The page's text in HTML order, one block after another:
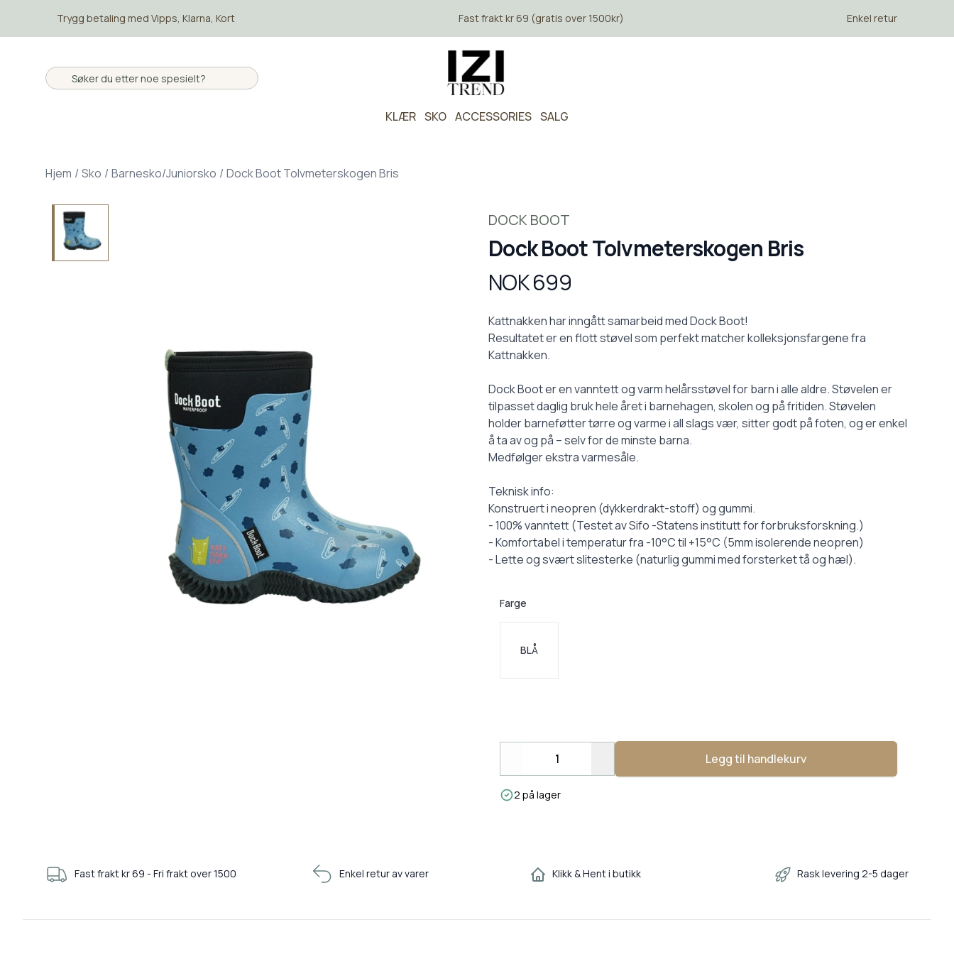
Trygg betaling med Vipps, Klarna, Kort Fast frakt kr 69 (gratis over 1500kr) Enkel retur
KLÆR SKO ACCESSORIES SALG
Hjem / Sko / Barnesko/Juniorsko / Dock Boot Tolvmeterskogen Bris
DOCK BOOT
Dock Boot Tolvmeterskogen Bris
Produktdetaljer
NOK 699
Description
Kattnakken har inngått samarbeid med Dock Boot!
Resultatet er en flott støvel som perfekt matcher kolleksjonsfargene fra
Kattnakken.
Dock Boot er en vanntett og varm helårsstøvel for barn i alle aldre. Støvelen er
tilpasset daglig bruk hele året i barnehagen, skolen og på fritiden. Støvelen
holder barneføtter tørre og varme i all slags vær, sitter godt på foten, og er enkel
å ta av og på – selv for de minste barna.
Medfølger ekstra varmesåle.
Teknisk info:
Konstruert i neopren (dykkerdrakt-stoff) og gummi.
- 100% vanntett (Testet av Sifo -Statens institutt for forbruksforskning.)
- Komfortabel i temperatur fra -10°C til +15°C (5mm isolerende neopren)
- Lette og svært slitesterke (naturlig gummi med forsterket tå og hæl).
Farge
Velg en Farge
BLÅ
Decrease Legg til handlekurv
2 på lager
Fast frakt kr 69 - Fri frakt over 1500 Enkel retur av varer Klikk & Hent i butikk Rask levering 2-5 dager